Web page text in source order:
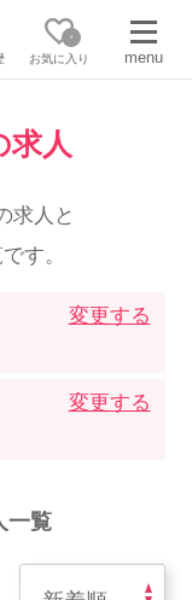
0
お気に入り menu
こちら
の内容を
探す
求人
求人と
す。
変更する
変更する
一覧